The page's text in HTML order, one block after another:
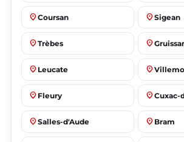
place Coursan place Sigean
place Trèbes place
place Leucate place
place Fleury place Cuxac-
place Salles-d'Aude place Bram